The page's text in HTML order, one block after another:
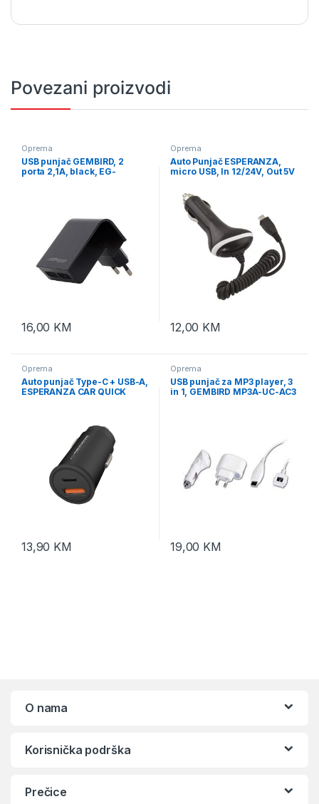
Povezani proizvodi
Oprema
USB punjač GEMBIRD, 2
porta 2,1A, black, EG-
16,00 KM
Oprema
Auto Punjač ESPERANZA,
micro USB, In 12/24V, Out 5V
12,00 KM
Oprema
Auto punjač Type-C + USB-A,
ESPERANZA CAR QUICK
13,90 KM
Oprema
USB punjač za MP3 player, 3
in 1, GEMBIRD MP3A-UC-AC3
19,00 KM
O nama
Korisnička podrška
Prečice